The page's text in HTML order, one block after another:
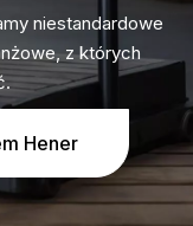
niestandardowe
z których
Hener